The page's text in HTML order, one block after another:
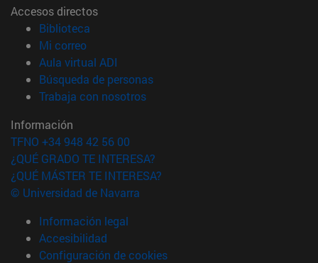
Accesos directos
Biblioteca
Mi correo(abre en nueva ventana)
Aula virtual ADI
Búsqueda de personas(abre en nueva ventana)
Trabaja con nosotros(abre en nueva ventana)
Información
TFNO +34 948 42 56 00
¿QUÉ GRADO TE INTERESA?
¿QUÉ MÁSTER TE INTERESA?
© Universidad de Navarra
Información legal
Accesibilidad
Configuración de cookies